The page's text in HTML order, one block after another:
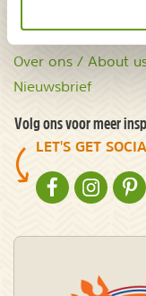
Over ons / About
Nieuwsbrief
Volg ons voor meer
LET'S GET